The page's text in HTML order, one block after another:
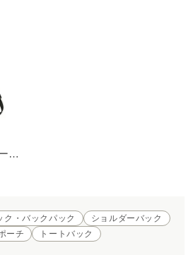
NEWERA/ニューエラバースカラーラックサック35L/リュック-バックパック
ク・バックパック
ショルダーバック
ーチ
トートバック